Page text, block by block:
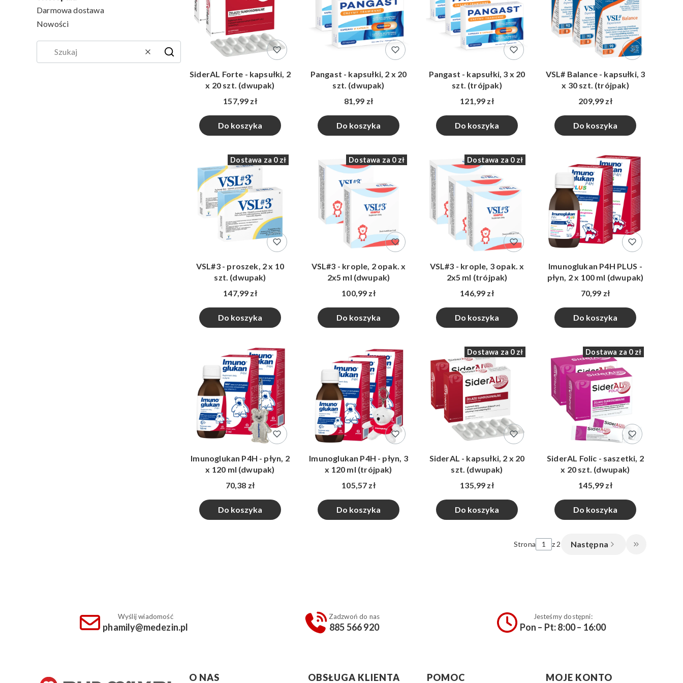
Darmowa dostawa
Nowości
WyczyśćSzukaj
SiderAL Forte - kapsułki, 2
x 20 szt. (dwupak)
157,99 zł
Do koszyka
Pangast - kapsułki, 2 x 20
szt. (dwupak)
81,99 zł
Do koszyka
Pangast - kapsułki, 3 x 20
szt. (trójpak)
121,99 zł
Do koszyka
VSL# Balance - kapsułki, 3
x 30 szt. (trójpak)
209,99 zł
Do koszyka
VSL#3 - proszek, 2 x 10
szt. (dwupak)
147,99 zł
Do koszyka
VSL#3 - krople, 2 opak. x
2x5 ml (dwupak)
100,99 zł
Do koszyka
VSL#3 - krople, 3 opak. x
2x5 ml (trójpak)
146,99 zł
Do koszyka
Imunoglukan P4H PLUS -
płyn, 2 x 100 ml (dwupak)
70,99 zł
Do koszyka
Imunoglukan P4H - płyn, 2
x 120 ml (dwupak)
70,38 zł
Do koszyka
Imunoglukan P4H - płyn, 3
x 120 ml (trójpak)
105,57 zł
Do koszyka
SiderAL - kapsułki, 2 x 20
szt. (dwupak)
135,99 zł
Do koszyka
SiderAL Folic - saszetki, 2
x 20 szt. (dwupak)
145,99 zł
Do koszyka
Strona z 2 Następna Przejdź do
Wyślij wiadomość
phamily@medezin.pl
Zadzwoń do nas
885 566 920
Jesteśmy dostępni:
Pon – Pt: 8:00 – 16:00
Linki w stopce
O NAS OBSŁUGA KLIENTA POMOC MOJE KONTO